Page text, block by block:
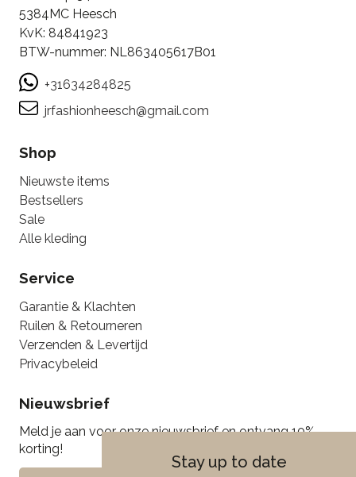
Stay up to date
5384MC Heesch
KvK: 84841923
BTW-nummer: NL863405617B01
+31634284825
jrfashionheesch@gmail.com
Shop
Nieuwste items
Bestsellers
Sale
Alle kleding
Service
Garantie & Klachten
Ruilen & Retourneren
Verzenden & Levertijd
Privacybeleid
Nieuwsbrief
Meld je aan voor onze nieuwsbrief en ontvang 10%
korting!